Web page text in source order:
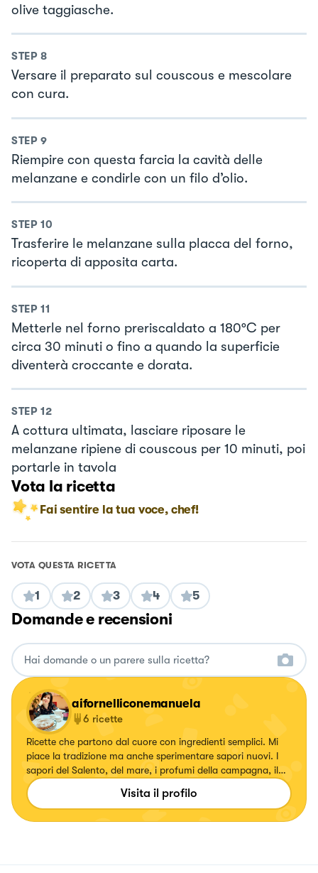
olive taggiasche.
STEP 8
Versare il preparato sul couscous e mescolare
con cura.
STEP 9
Riempire con questa farcia la cavità delle
melanzane e condirle con un filo d’olio.
STEP 10
Trasferire le melanzane sulla placca del forno,
ricoperta di apposita carta.
STEP 11
Metterle nel forno preriscaldato a 180°C per
circa 30 minuti o fino a quando la superficie
diventerà croccante e dorata.
STEP 12
A cottura ultimata, lasciare riposare le
melanzane ripiene di couscous per 10 minuti, poi
portarle in tavola
Vota la ricetta
Fai sentire la tua voce, chef!
VOTA QUESTA RICETTA
1 2 3 4 5
Domande e recensioni
aifornelliconemanuela
6 ricette
Ricette che partono dal cuore con ingredienti semplici. Mi
piace la tradizione ma anche sperimentare sapori nuovi. I
sapori del Salento, del mare, i profumi della campagna, il
calore del sole e del cuore salentino saranno il punto di
incontro delle ricette…Visita il profilo